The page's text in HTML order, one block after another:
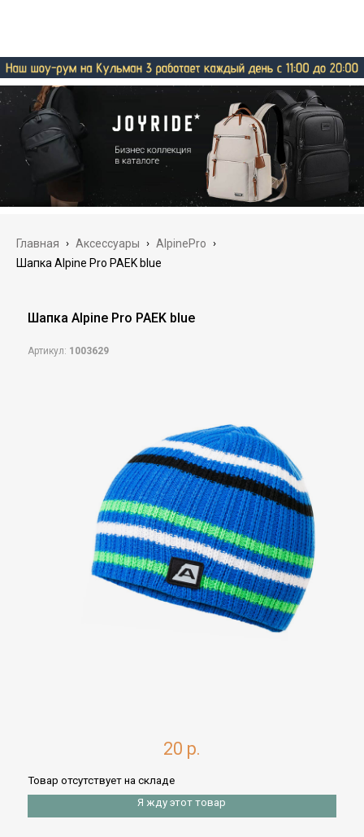
Главная › Аксессуары › AlpinePro ›
Шапка Alpine Pro PAEK blue
Шапка Alpine Pro PAEK blue
Артикул: 1003629
20 р.
Товар отсутствует на складе
Я жду этот товар